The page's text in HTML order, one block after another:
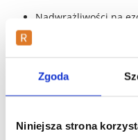
Zgoda
Niniejsza strona
Nadwrażliwości na
Uczulenia na leki
Stosowania leku u
względu na brak